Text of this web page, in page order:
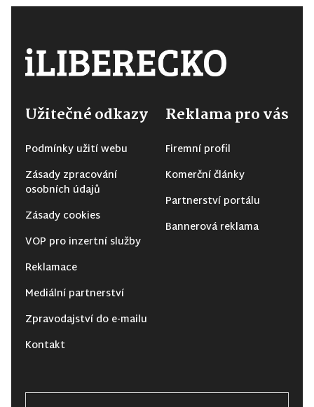
Užitečné odkazy
Podmínky užití webu
Zásady zpracování
osobních údajů
Zásady cookies
VOP pro inzertní služby
Reklamace
Mediální partnerství
Zpravodajství do e-mailu
Kontakt
Reklama pro vás
Firemní profil
Komerční články
Partnerství portálu
Bannerová reklama